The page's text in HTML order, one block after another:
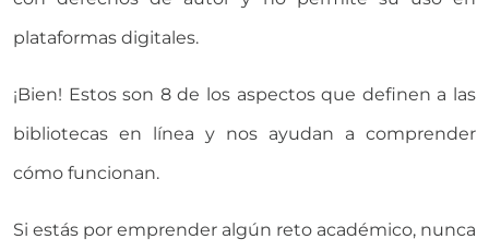
plataformas digitales.
¡Bien! Estos son 8 de los aspectos que definen a las
bibliotecas en línea y nos ayudan a comprender
cómo funcionan.
Si estás por emprender algún reto académico, nunca